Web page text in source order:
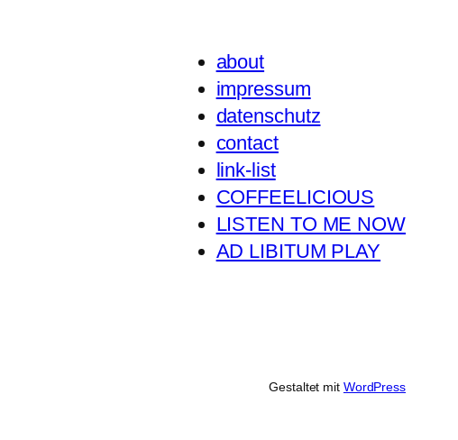
about
impressum
datenschutz
contact
link-list
COFFEELICIOUS
LISTEN TO ME NOW
AD LIBITUM PLAY
Gestaltet mit WordPress